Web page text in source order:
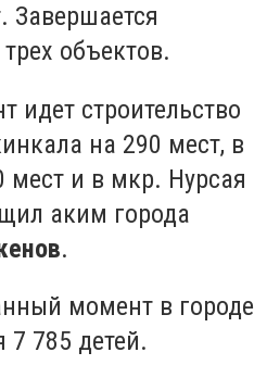
Завершается
объектов.
строительство
на 290 мест, в
мест и в мкр. Нурсая
аким города
.
момент в городе
7 785 детей.